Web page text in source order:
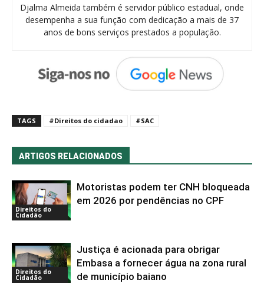
Djalma Almeida também é servidor público estadual, onde
desempenha a sua função com dedicação a mais de 37
anos de bons serviços prestados a população.
TAGS #Direitos do cidadao #SAC
ARTIGOS RELACIONADOS
Direitos do
Cidadão
Motoristas podem ter CNH bloqueada
em 2026 por pendências no CPF
Direitos do
Cidadão
Justiça é acionada para obrigar
Embasa a fornecer água na zona rural
de município baiano